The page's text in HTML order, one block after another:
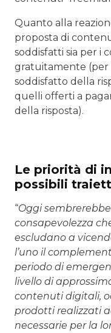
Quanto alla
proposta di
soddisfatti sia per i
gratuitamente (per
soddisfatto della
quelli offerti a
della risposta).
Le priorità di
possibili
“Oggi
consapevolezza
escludano a
l’uno il
periodo di
livello di
contenuti digitali,
prodotti realizzati
necessarie per la